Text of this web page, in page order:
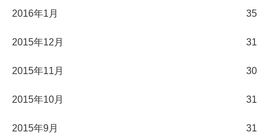
2016年1月 35
2015年12月 31
2015年11月 30
2015年10月 31
2015年9月 31